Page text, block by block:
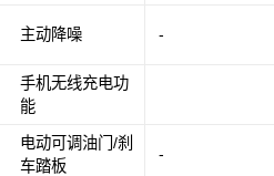
主动降噪
手机无线充电功
能
电动可调油门/刹
车踏板
-
-